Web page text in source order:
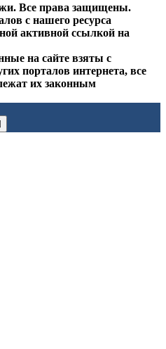
Все права защищены.
с нашего ресурса
активной ссылкой на
на сайте взяты с
порталов интернета, все
их законным